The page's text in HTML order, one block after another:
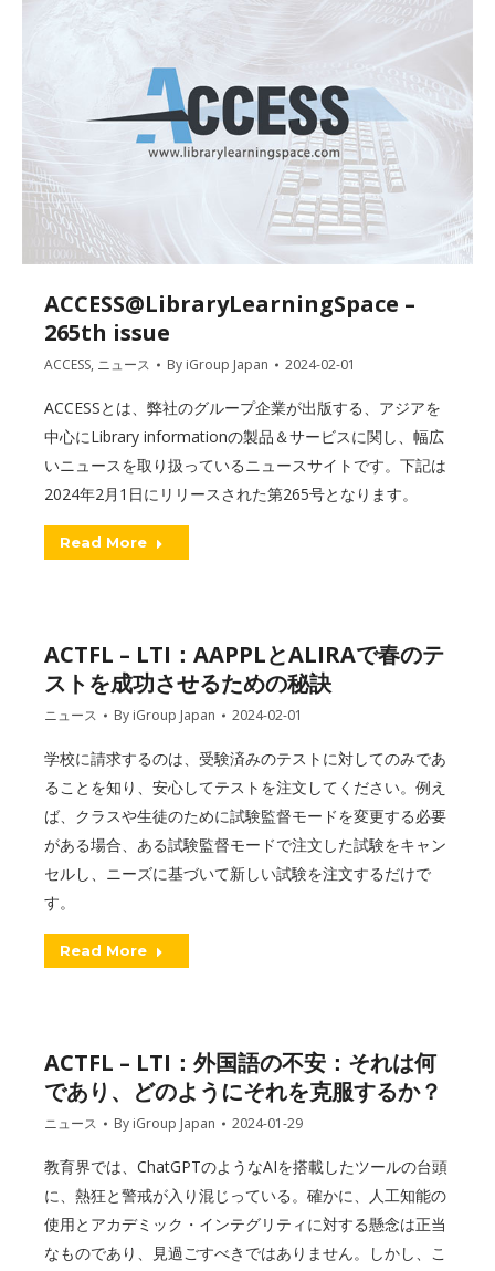
ACCESS@LibraryLearningSpace –
265th issue
ACCESS, ニュース By iGroup Japan 2024-02-01
ACCESSとは、弊社のグループ企業が出版する、アジアを
中心にLibrary informationの製品＆サービスに関し、幅広
いニュースを取り扱っているニュースサイトです。下記は
2024年2月1日にリリースされた第265号となります。
Read More
ACTFL – LTI：AAPPLとALIRAで春のテ
ストを成功させるための秘訣
ニュース By iGroup Japan 2024-02-01
学校に請求するのは、受験済みのテストに対してのみであ
ることを知り、安心してテストを注文してください。例え
ば、クラスや生徒のために試験監督モードを変更する必要
がある場合、ある試験監督モードで注文した試験をキャン
セルし、ニーズに基づいて新しい試験を注文するだけで
す。
Read More
ACTFL – LTI：外国語の不安：それは何
であり、どのようにそれを克服するか？
ニュース By iGroup Japan 2024-01-29
教育界では、ChatGPTのようなAIを搭載したツールの台頭
に、熱狂と警戒が入り混じっている。確かに、人工知能の
使用とアカデミック・インテグリティに対する懸念は正当
なものであり、見過ごすべきではありません。しかし、こ